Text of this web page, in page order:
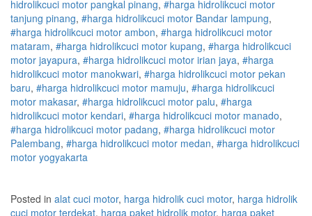
hidrolikcuci motor pangkal pinang, #harga hidrolikcuci motor
tanjung pinang, #harga hidrolikcuci motor Bandar lampung,
#harga hidrolikcuci motor ambon, #harga hidrolikcuci motor
mataram, #harga hidrolikcuci motor kupang, #harga hidrolikcuci
motor jayapura, #harga hidrolikcuci motor irian jaya, #harga
hidrolikcuci motor manokwari, #harga hidrolikcuci motor pekan
baru, #harga hidrolikcuci motor mamuju, #harga hidrolikcuci
motor makasar, #harga hidrolikcuci motor palu, #harga
hidrolikcuci motor kendari, #harga hidrolikcuci motor manado,
#harga hidrolikcuci motor padang, #harga hidrolikcuci motor
Palembang, #harga hidrolikcuci motor medan, #harga hidrolikcuci
motor yogyakarta
Posted in alat cuci motor, harga hidrolik cuci motor, harga hidrolik
cuci motor terdekat, harga paket hidrolik motor, harga paket